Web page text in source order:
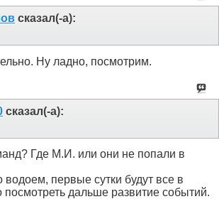
сказал(-а):
Ну ладно, посмотрим.
сказал(-а):
Где М.И. или они не попали в
водоем, первые сутки будут все в
посмотреть дальше развитие событий.